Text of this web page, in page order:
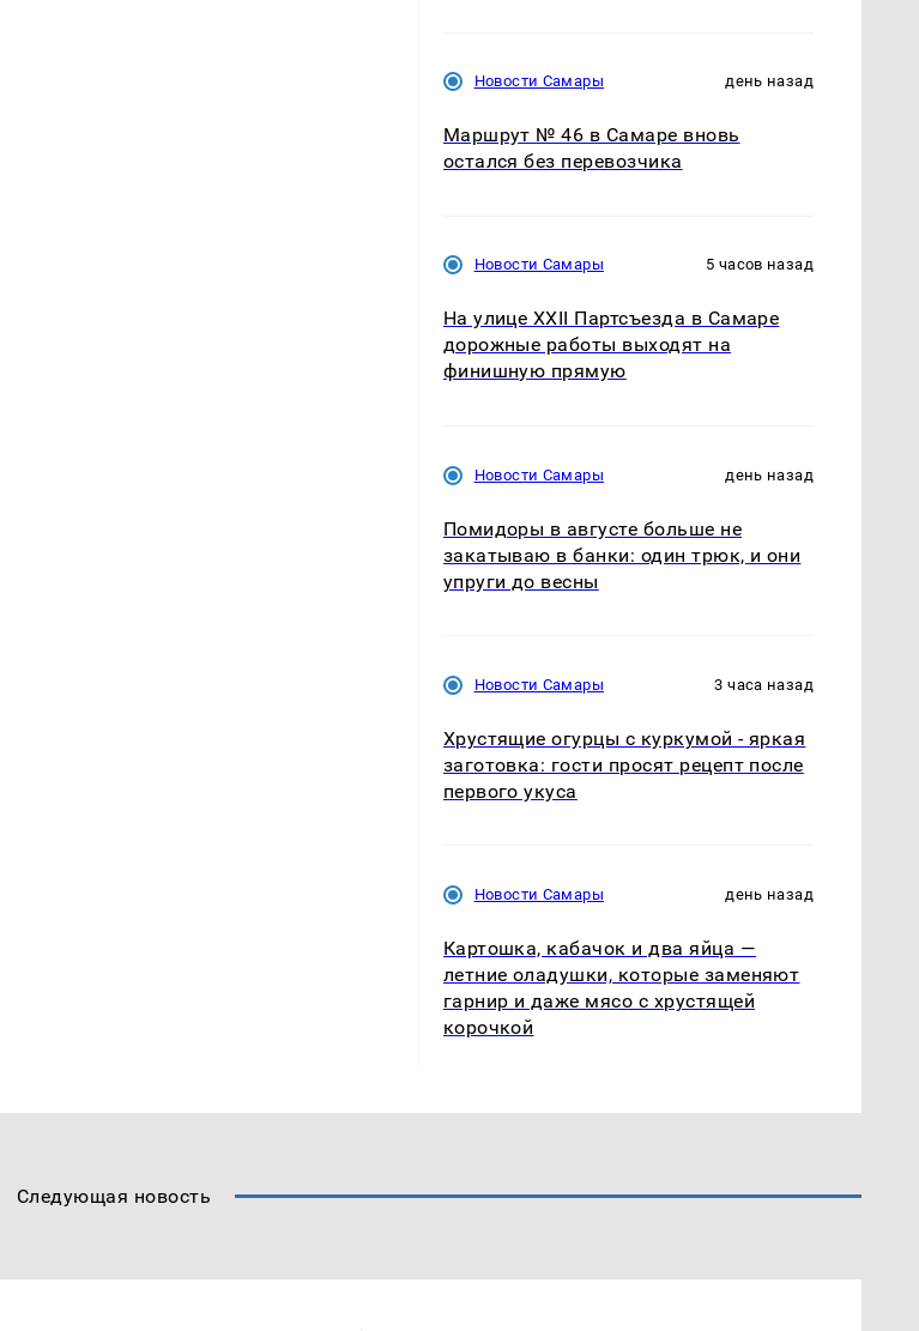
Новости Самары день назад
Маршрут № 46 в Самаре вновь
остался без перевозчика
Новости Самары 5 часов назад
На улице XXII Партсъезда в Самаре
дорожные работы выходят на
финишную прямую
Новости Самары день назад
Помидоры в августе больше не
закатываю в банки: один трюк, и они
упруги до весны
Новости Самары 3 часа назад
Хрустящие огурцы с куркумой - яркая
заготовка: гости просят рецепт после
первого укуса
Новости Самары день назад
Картошка, кабачок и два яйца —
летние оладушки, которые заменяют
гарнир и даже мясо с хрустящей
корочкой
Следующая новость